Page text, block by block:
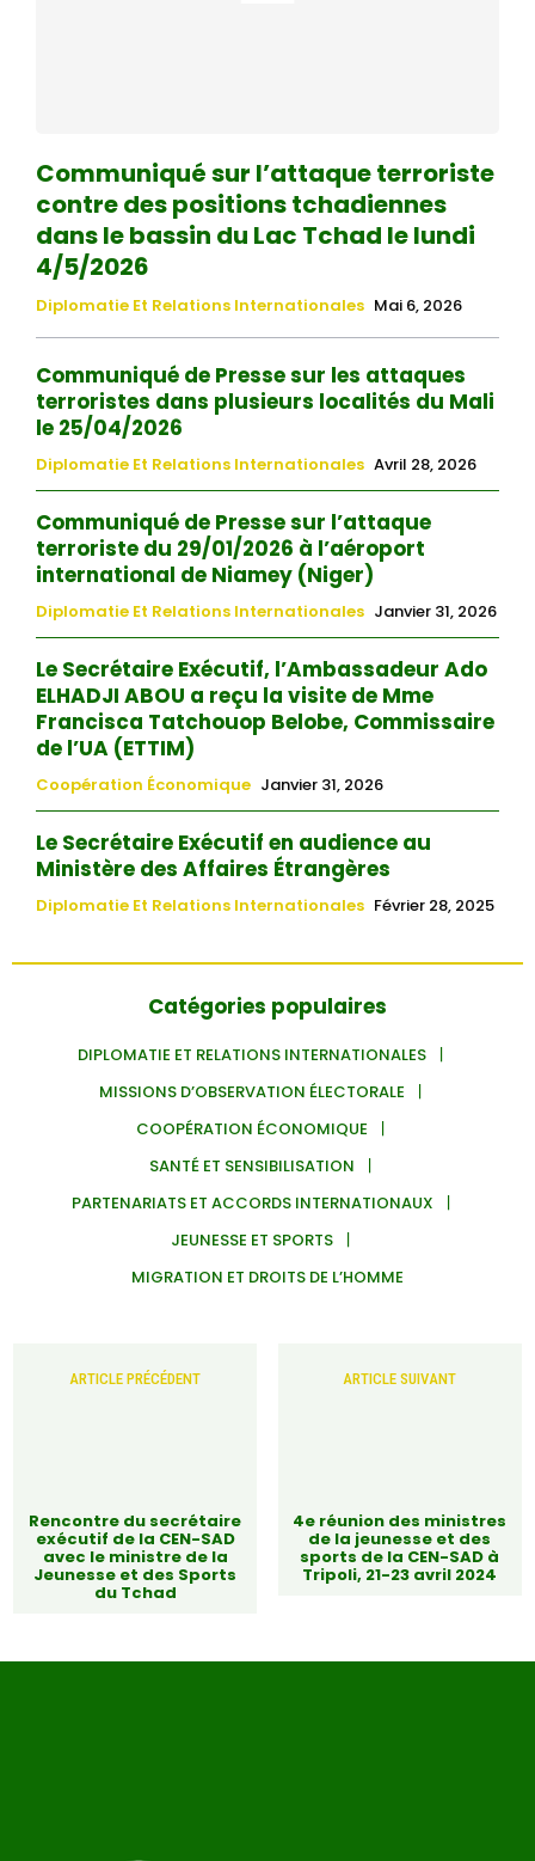
Communiqué sur l’attaque terroriste
contre des positions tchadiennes
dans le bassin du Lac Tchad le lundi
4/5/2026
Diplomatie Et Relations Internationales Mai 6, 2026
Communiqué de Presse sur les attaques
terroristes dans plusieurs localités du Mali
le 25/04/2026
Diplomatie Et Relations Internationales Avril 28, 2026
Communiqué de Presse sur l’attaque
terroriste du 29/01/2026 à l’aéroport
international de Niamey (Niger)
Diplomatie Et Relations Internationales Janvier 31, 2026
Le Secrétaire Exécutif, l’Ambassadeur Ado
ELHADJI ABOU a reçu la visite de Mme
Francisca Tatchouop Belobe, Commissaire
de l’UA (ETTIM)
Coopération Économique Janvier 31, 2026
Le Secrétaire Exécutif en audience au
Ministère des Affaires Étrangères
Diplomatie Et Relations Internationales Février 28, 2025
Catégories populaires
DIPLOMATIE ET RELATIONS INTERNATIONALES
MISSIONS D’OBSERVATION ÉLECTORALE
COOPÉRATION ÉCONOMIQUE
SANTÉ ET SENSIBILISATION
PARTENARIATS ET ACCORDS INTERNATIONAUX
JEUNESSE ET SPORTS
MIGRATION ET DROITS DE L’HOMME
ARTICLE PRÉCÉDENT
Rencontre du secrétaire
exécutif de la CEN-SAD
avec le ministre de la
Jeunesse et des Sports
du Tchad
ARTICLE SUIVANT
4e réunion des ministres
de la jeunesse et des
sports de la CEN-SAD à
Tripoli, 21-23 avril 2024